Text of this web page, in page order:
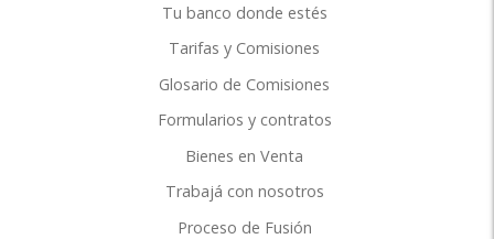
Tu banco donde estés
Tarifas y Comisiones
Glosario de Comisiones
Formularios y contratos
Bienes en Venta
Trabajá con nosotros
Proceso de Fusión